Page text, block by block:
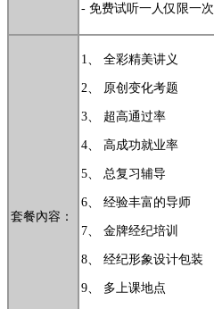
- 免费试听一人仅限一次
套餐內容：
1、 全彩精美讲义
2、 原创变化考题
3、 超高通过率
4、 高成功就业率
5、 总复习辅导
6、 经验丰富的导师
7、 金牌经纪培训
8、 经纪形象设计包装
9、 多上课地点